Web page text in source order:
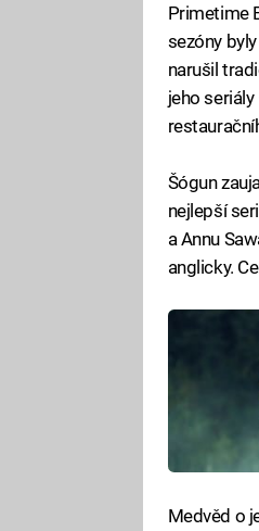
Primetime
sezóny
narušil
jeho
Šógun
nejlepší
a Annu
anglicky.
Medvěd o